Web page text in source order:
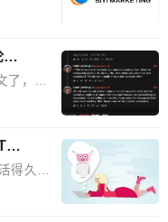
回一
得差点
要填50
如我
5.1
内置
主机
金雕1
实现
属于同
品。小
从2025
亿美
是从20
亿美
对专
场扩容
年Top
消费
显著变
文
了，而
量过
Jorda
凉
开捅
明：
宣传
得久。
Hieu
是 xAI